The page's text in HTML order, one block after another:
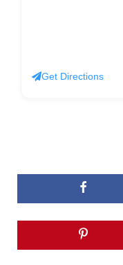
Get Directions